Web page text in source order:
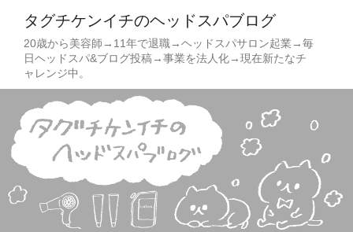
タグチケンイチのヘッドスパブログ
20歳から美容師→11年で退職→ヘッドスパサロン起業→毎
日ヘッドスパ&ブログ投稿→事業を法人化→現在新たなチ
ャレンジ中。